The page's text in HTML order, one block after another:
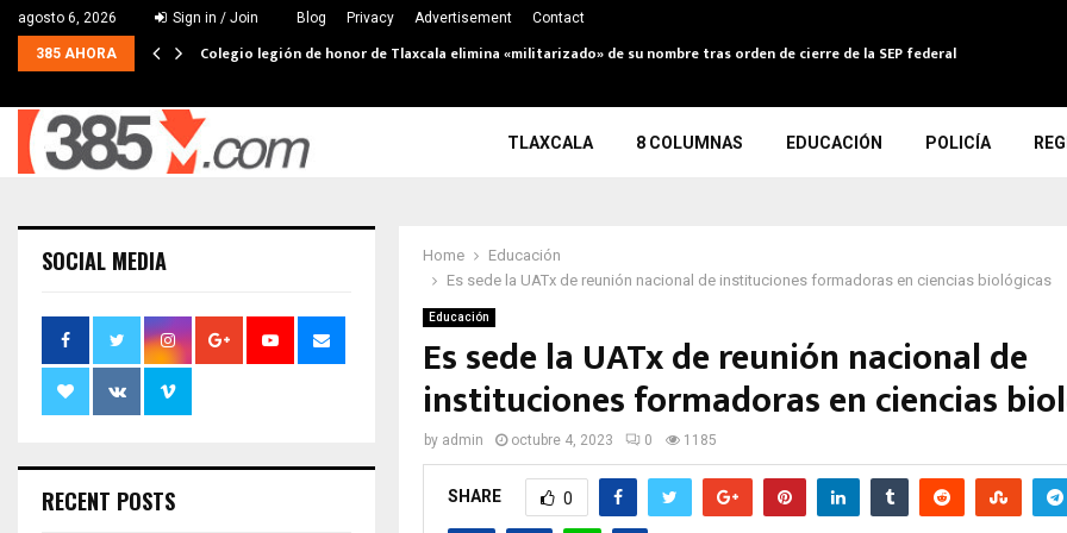
agosto 6, 2026 Sign in / Join Blog Privacy Advertisement Contact
385 AHORA Colegio legión de honor de Tlaxcala elimina «militarizado» de su nombre tras orden de cierre de la SEP federal
TLAXCALA 8 COLUMNAS EDUCACIÓN POLICÍA
Home
Educación
Es sede la UATx de reunión nacional de instituciones formadoras en ciencias biológicas
Educación
Es sede la UATx de reunión nacional de
instituciones formadoras en ciencias
by admin octubre 4, 2023 0 1185
SHARE 0
SOCIAL MEDIA
RECENT POSTS